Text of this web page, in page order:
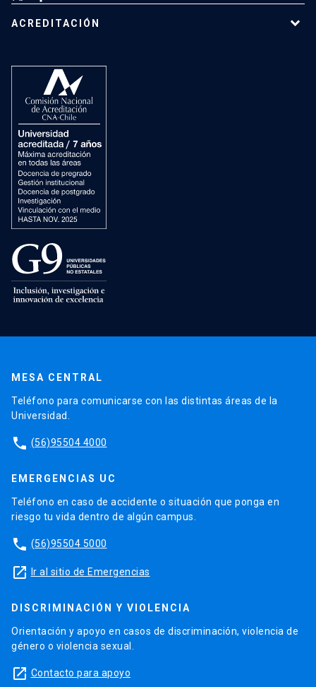
ACREDITACIÓN
MESA CENTRAL
Teléfono para comunicarse con las distintas áreas de la
Universidad.
phone (56)95504 4000
EMERGENCIAS UC
Teléfono en caso de accidente o situación que ponga en
riesgo tu vida dentro de algún campus.
phone (56)95504 5000
launch Ir al sitio de Emergencias
DISCRIMINACIÓN Y VIOLENCIA
Orientación y apoyo en casos de discriminación, violencia de
género o violencia sexual.
launch Contacto para apoyo